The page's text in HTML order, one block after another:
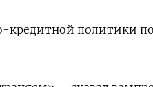
кредитной политики